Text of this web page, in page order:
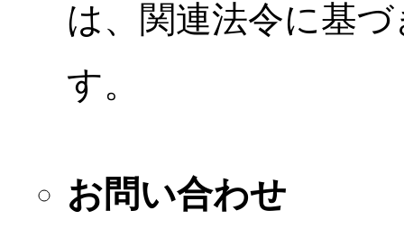
は、関連法令に基
す。
お問い合わせ